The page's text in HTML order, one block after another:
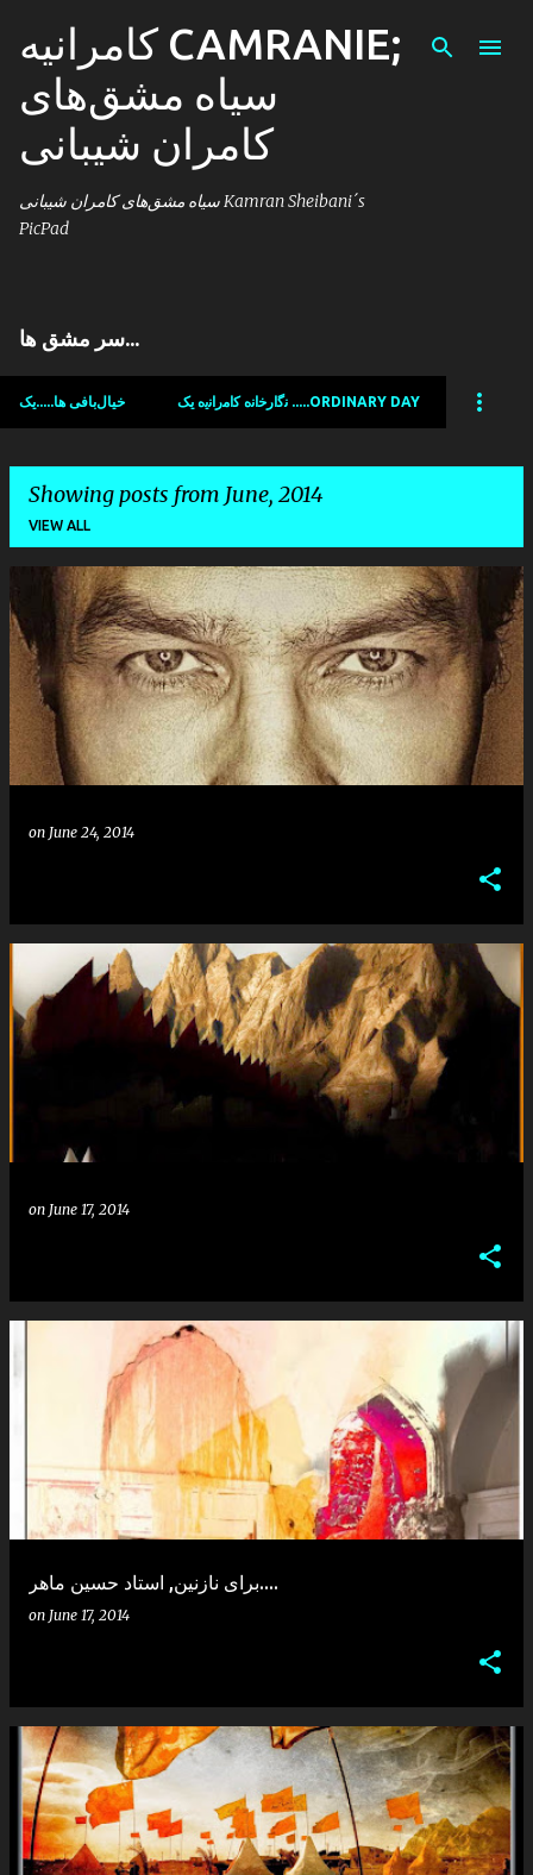
Skip to main content
کامرانیه CAMRANIE;
سیاه مشق‌های
کامران شیبانی
سیاه مشق‌های کامران شیبانی Kamran Sheibani´s
PicPad
سر مشق ها...
خیال‌بافی ها.....یک ﻧﮔﺍﺭﺧﺍﻧﻩ ﻛﺍﻣﺭﺍﻧﯾﻩ یک .....ORDINARY DAY
Showing posts from June, 2014
VIEW ALL
P
o
s
t
s
on June 24, 2014
on June 17, 2014
برای نازنین, استاد حسین ماهر....
on June 17, 2014